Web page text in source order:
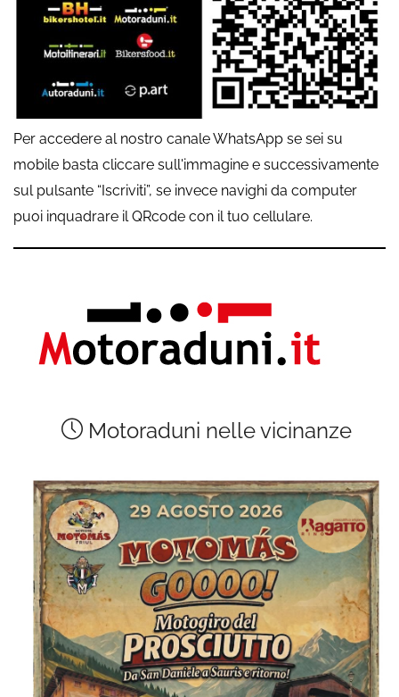
Per accedere al nostro canale WhatsApp se sei su
mobile basta cliccare sull'immagine e successivamente
sul pulsante “Iscriviti”, se invece navighi da computer
puoi inquadrare il QRcode con il tuo cellulare.
Motoraduni nelle vicinanze